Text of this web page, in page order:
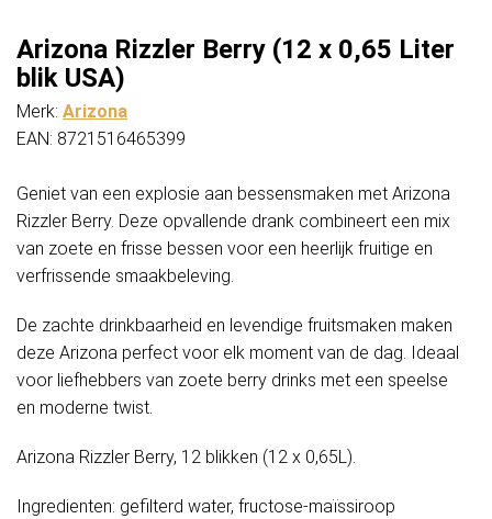
Arizona Rizzler Berry (12 x 0,65 Liter
blik USA)
Merk: Arizona
EAN: 8721516465399
Geniet van een explosie aan bessensmaken met Arizona
Rizzler Berry. Deze opvallende drank combineert een mix
van zoete en frisse bessen voor een heerlijk fruitige en
verfrissende smaakbeleving.
De zachte drinkbaarheid en levendige fruitsmaken maken
deze Arizona perfect voor elk moment van de dag. Ideaal
voor liefhebbers van zoete berry drinks met een speelse
en moderne twist.
Arizona Rizzler Berry, 12 blikken (12 x 0,65L).
Ingredienten: gefilterd water, fructose-maïssiroop